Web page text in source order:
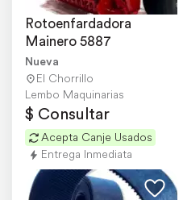
Rotoenfardadora
Mainero 5887
Nueva
El Chorrillo
Lembo Maquinarias
$ Consultar
Acepta Canje Usados
Entrega Inmediata